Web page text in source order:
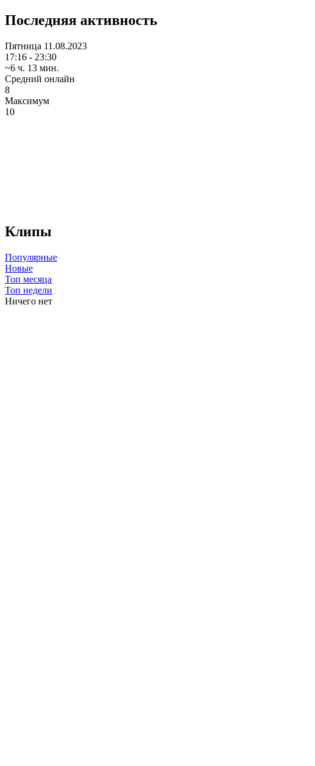
Последняя активность
Пятница 11.08.2023
17:16 - 23:30
~6 ч. 13 мин.
Средний онлайн
8
Максимум
10
Клипы
Популярные
Новые
Топ месяца
Топ недели
Ничего нет